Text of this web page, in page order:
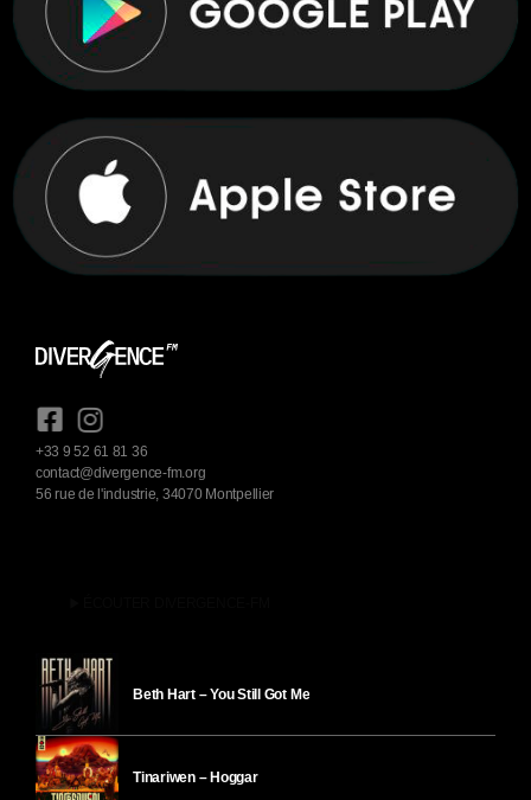
+33 9 52 61 81 36
contact@divergence-fm.org
56 rue de l'industrie, 34070 Montpellier
Beth Hart – You Still Got Me
Tinariwen – Hoggar